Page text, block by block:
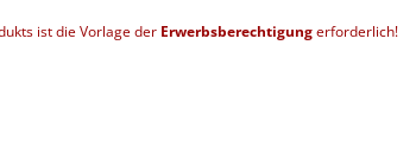
ist die Vorlage der Erwerbsberechtigungerforderlich!